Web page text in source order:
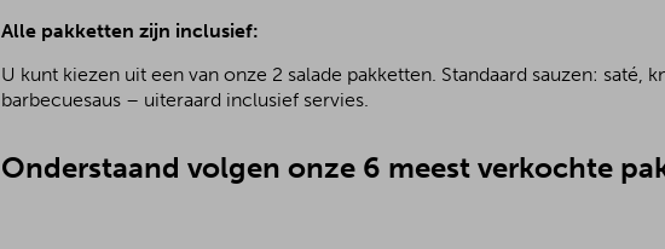
Alle pakketten zijn inclusief:
U kunt kiezen uit een van onze 2 salade pakketten. Standaard sauzen: saté,
barbecuesaus – uiteraard inclusief servies.
Onderstaand volgen onze 6 meest verkochte